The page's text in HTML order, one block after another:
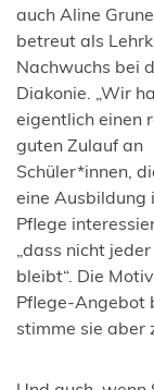
auch Aline
betreut als
Nachwuchs bei
Diakonie. „Wir
eigentlich einen
guten Zulauf an
Schüler*innen,
eine Ausbildung
Pflege
„dass nicht
bleibt“. Die
Pflege-Angebot
stimme sie aber